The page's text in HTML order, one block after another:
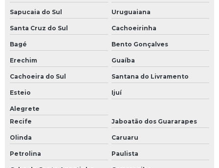
Sapucaia do Sul Uruguaiana
Santa Cruz do Sul Cachoeirinha
Bagé Bento Gonçalves
Erechim Guaíba
Cachoeira do Sul Santana do Livramento
Esteio Ijuí
Alegrete
Recife
Jaboatão dos Guararapes
Olinda Caruaru
Petrolina Paulista